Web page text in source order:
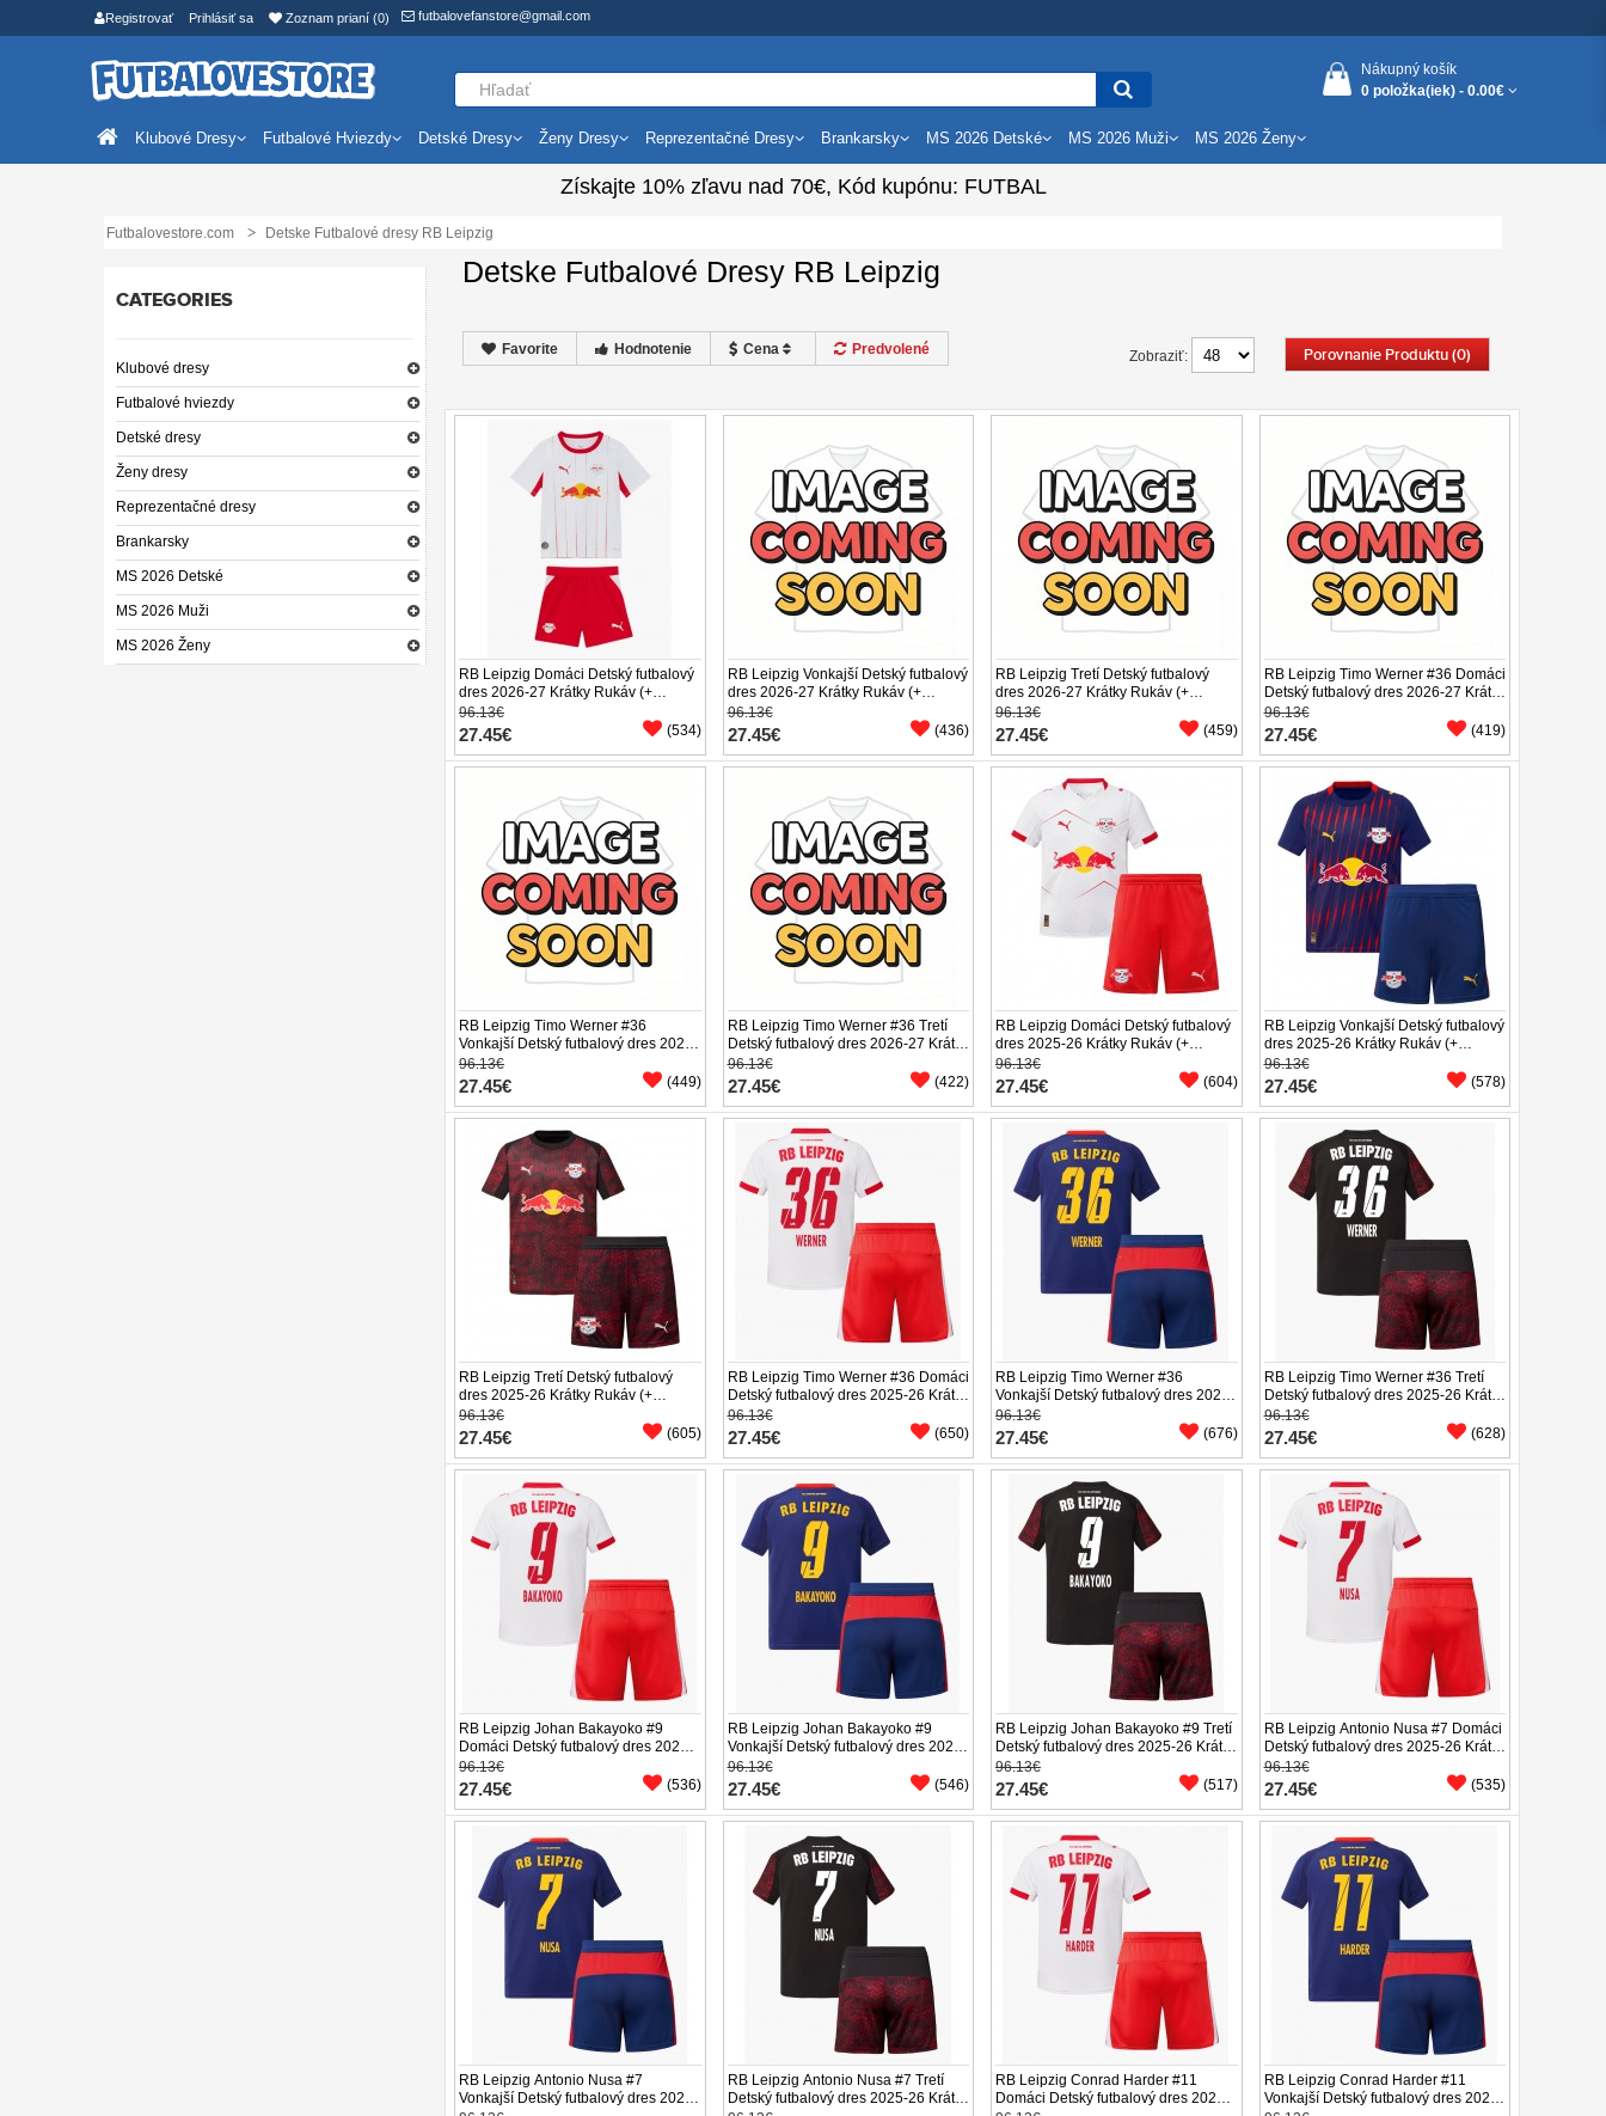
Registrovať Prihlásiť sa Zoznam prianí (0) futbalovefanstore@gmail.com
Nákupný košík
0 položka(iek) - 0.00€
Klubové Dresy Futbalové Hviezdy Detské Dresy Ženy Dresy Reprezentačné Dresy Brankarsky MS 2026 Detské MS 2026 Muži MS 2026 Ženy
Získajte 10%zľavu nad 70€, Kód kupónu: FUTBAL
Futbalovestore.com Detske Futbalové dresy RB Leipzig
CATEGORIES
Klubové dresy
Futbalové hviezdy
Detské dresy
Ženy dresy
Reprezentačné dresy
Brankarsky
MS 2026 Detské
MS 2026 Muži
MS 2026 Ženy
Detske Futbalové Dresy RB Leipzig
Porovnanie Produktu (0)
Zobraziť:
Favorite Hodnotenie Cena Predvolené
RB Leipzig Domáci Detský futbalový
dres 2026-27 Krátky Rukáv (+
trenírky)
96.13€
27.45€ (534)
RB Leipzig Vonkajší Detský futbalový
dres 2026-27 Krátky Rukáv (+
trenírky)
96.13€
27.45€ (436)
RB Leipzig Tretí Detský futbalový
dres 2026-27 Krátky Rukáv (+
trenírky)
96.13€
27.45€ (459)
RB Leipzig Timo Werner #36 Domáci
Detský futbalový dres 2026-27 Krátky
Rukáv (+ trenírky)
96.13€
27.45€ (419)
RB Leipzig Timo Werner #36
Vonkajší Detský futbalový dres 2026-
27 Krátky Rukáv (+ trenírky)
96.13€
27.45€ (449)
RB Leipzig Timo Werner #36 Tretí
Detský futbalový dres 2026-27 Krátky
Rukáv (+ trenírky)
96.13€
27.45€ (422)
RB Leipzig Domáci Detský futbalový
dres 2025-26 Krátky Rukáv (+
trenírky)
96.13€
27.45€ (604)
RB Leipzig Vonkajší Detský futbalový
dres 2025-26 Krátky Rukáv (+
trenírky)
96.13€
27.45€ (578)
RB Leipzig Tretí Detský futbalový
dres 2025-26 Krátky Rukáv (+
trenírky)
96.13€
27.45€ (605)
RB Leipzig Timo Werner #36 Domáci
Detský futbalový dres 2025-26 Krátky
Rukáv (+ trenírky)
96.13€
27.45€ (650)
RB Leipzig Timo Werner #36
Vonkajší Detský futbalový dres 2025-
26 Krátky Rukáv (+ trenírky)
96.13€
27.45€ (676)
RB Leipzig Timo Werner #36 Tretí
Detský futbalový dres 2025-26 Krátky
Rukáv (+ trenírky)
96.13€
27.45€ (628)
RB Leipzig Johan Bakayoko #9
Domáci Detský futbalový dres 2025-
26 Krátky Rukáv (+ trenírky)
96.13€
27.45€ (536)
RB Leipzig Johan Bakayoko #9
Vonkajší Detský futbalový dres 2025-
26 Krátky Rukáv (+ trenírky)
96.13€
27.45€ (546)
RB Leipzig Johan Bakayoko #9 Tretí
Detský futbalový dres 2025-26 Krátky
Rukáv (+ trenírky)
96.13€
27.45€ (517)
RB Leipzig Antonio Nusa #7 Domáci
Detský futbalový dres 2025-26 Krátky
Rukáv (+ trenírky)
96.13€
27.45€ (535)
RB Leipzig Antonio Nusa #7
Vonkajší Detský futbalový dres 2025-
RB Leipzig Antonio Nusa #7 Tretí
Detský futbalový dres 2025-26 Krátky
RB Leipzig Conrad Harder #11
Domáci Detský futbalový dres 2025-
RB Leipzig Conrad Harder #11
Vonkajší Detský futbalový dres 2025-